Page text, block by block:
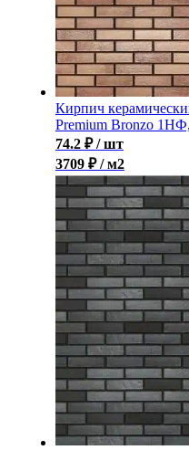
Кирпич
Premium Bronzo
74.2 ₽ / шт
3709 ₽ / м2